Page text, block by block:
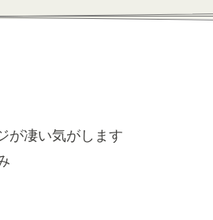
が凄い気がします